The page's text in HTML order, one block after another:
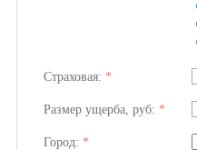
Страховая: *
Размер ущерба, руб: *
Город: *